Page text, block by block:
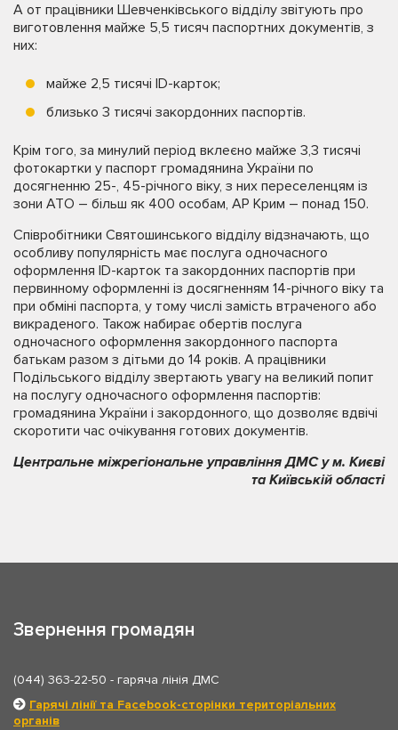
А от працівники Шевченківського відділу звітують про
виготовлення майже 5,5 тисяч паспортних документів, з
них:
майже 2,5 тисячі ID-карток;
близько 3 тисячі закордонних паспортів.
Крім того, за минулий період вклеєно майже 3,3 тисячі
фотокартки у паспорт громадянина України по
досягненню 25-, 45-річного віку, з них переселенцям із
зони АТО – більш як 400 особам, АР Крим – понад 150.
Співробітники Святошинського відділу відзначають, що
особливу популярність має послуга одночасного
оформлення ІD-карток та закордонних паспортів при
первинному оформленні із досягненням 14-річного віку та
при обміні паспорта, у тому числі замість втраченого або
викраденого. Також набирає обертів послуга
одночасного оформлення закордонного паспорта
батькам разом з дітьми до 14 років. А працівники
Подільського відділу звертають увагу на великий попит
на послугу одночасного оформлення паспортів:
громадянина України і закордонного, що дозволяє вдвічі
скоротити час очікування готових документів.
Центральне міжрегіональне управління ДМС у м. Києві
та Київській області
Звернення громадян
(044) 363-22-50 - гаряча лінія ДМС
Гарячі лінії та Facebook-сторінки територіальних
органів